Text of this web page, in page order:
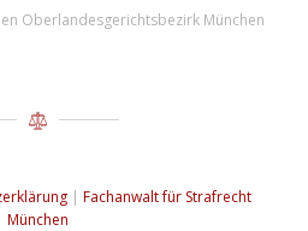
Oberlandesgerichtsbezirk München
| Fachanwalt für Strafrecht
München